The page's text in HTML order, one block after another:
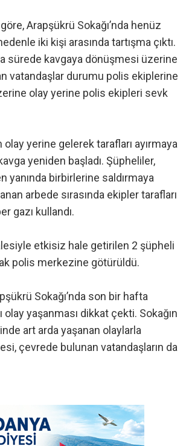
Arapşükrü Sokağı’nda henüz
iki kişi arasında tartışma çıktı.
sürede kavgaya dönüşmesi üzerine
vatandaşlar durumu polis ekiplerine
olay yerine polis ekipleri sevk
yerine gelerek tarafları ayırmaya
kavga yeniden başladı. Şüpheliler,
yanında birbirlerine saldırmaya
arbede sırasında ekipler tarafları
gazı kullandı.
etkisiz hale getirilen 2 şüpheli
polis merkezine götürüldü.
Sokağı’nda son bir hafta
olay yaşanması dikkat çekti. Sokağın
art arda yaşanan olaylarla
çevrede bulunan vatandaşların da